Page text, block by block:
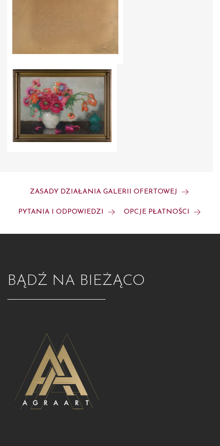
ZASADY DZIAŁANIA GALERII OFERTOWEJ
PYTANIA I ODPOWIEDZI OPCJE PŁATNOŚCI
BĄDŹ NA BIEŻĄCO